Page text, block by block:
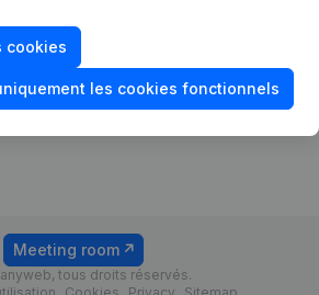
cookies
les cookies fonctionnels
de
Tarifs
tous droits réservés.
Meeting room